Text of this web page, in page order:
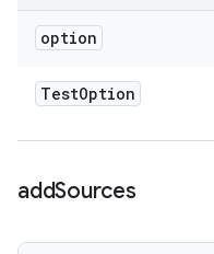
option
TestOption
addSources